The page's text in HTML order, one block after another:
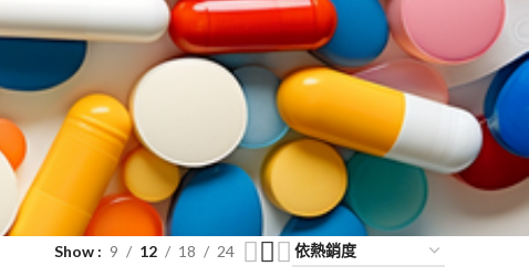
Show 9 12 18 24